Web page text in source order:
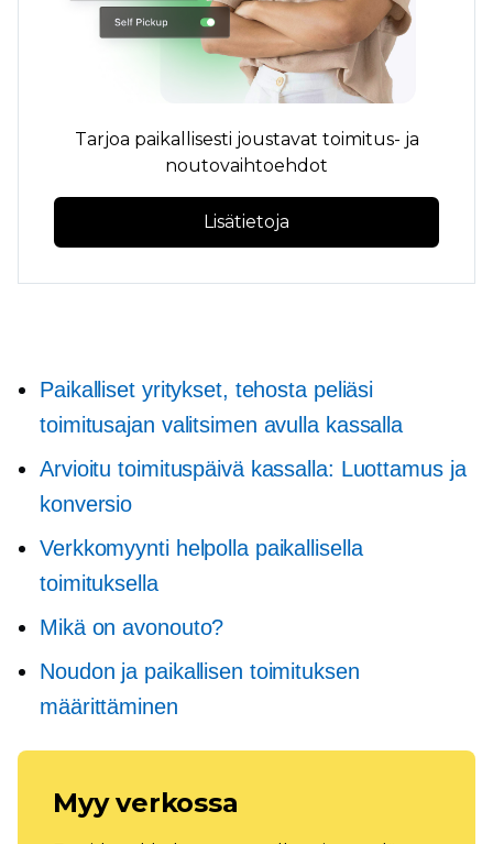
Tarjoa paikallisesti joustavat toimitus- ja
noutovaihtoehdot
Lisätietoja
Paikalliset yritykset, tehosta peliäsi
toimitusajan valitsimen avulla kassalla
Arvioitu toimituspäivä kassalla: Luottamus ja
konversio
Verkkomyynti helpolla paikallisella
toimituksella
Mikä on avonouto?
Noudon ja paikallisen toimituksen
määrittäminen
Myy verkossa